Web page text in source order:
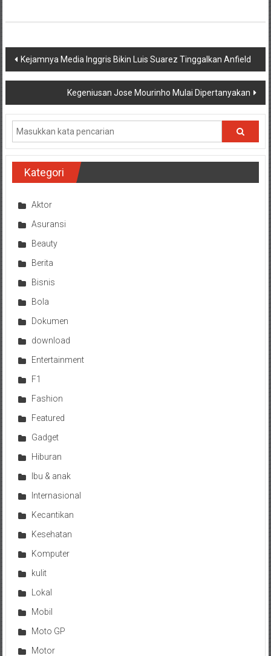
Navigasi
pos
Kejamnya Media Inggris Bikin Luis Suarez Tinggalkan Anfield
Kegeniusan Jose Mourinho Mulai Dipertanyakan
Kategori
Aktor
Asuransi
Beauty
Berita
Bisnis
Bola
Dokumen
download
Entertainment
F1
Fashion
Featured
Gadget
Hiburan
Ibu & anak
Internasional
Kecantikan
Kesehatan
Komputer
kulit
Lokal
Mobil
Moto GP
Motor